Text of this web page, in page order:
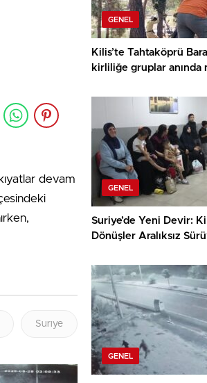
devam
Surıye
GENEL
Kilis’te Tahtaköprü
kirliliğe gruplar anında
GENEL
Suriye’de Yeni Devir:
Dönüşler Aralıksız
GENEL